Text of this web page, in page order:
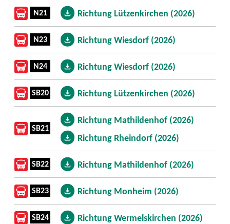
N21 Richtung Lützenkirchen (2026)
N23 Richtung Wiesdorf (2026)
N24 Richtung Wiesdorf (2026)
SB20 Richtung Lützenkirchen (2026)
SB21
Richtung Mathildenhof (2026)
Richtung Rheindorf (2026)
SB22 Richtung Mathildenhof (2026)
SB23 Richtung Monheim (2026)
SB24 Richtung Wermelskirchen (2026)